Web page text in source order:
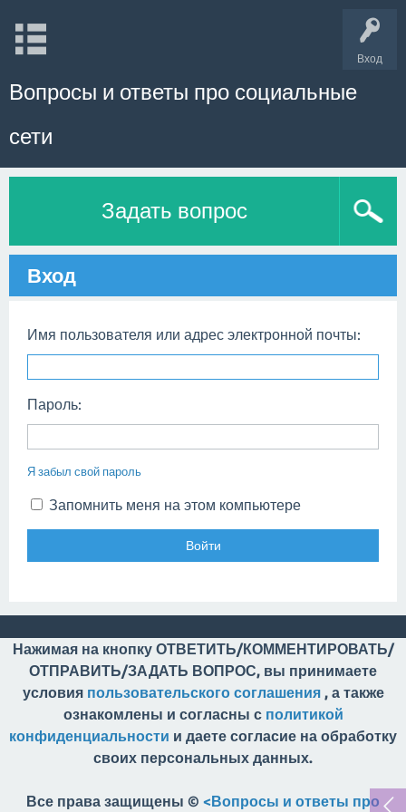
Вход
Вопросы и ответы про социальные
сети
Задать вопрос
Вход
Имя пользователя или адрес электронной почты:
Пароль:
Я забыл свой пароль
Запомнить меня на этом компьютере
Нажимая на кнопку ОТВЕТИТЬ/КОММЕНТИРОВАТЬ/
ОТПРАВИТЬ/ЗАДАТЬ ВОПРОС, вы принимаете
условия пользовательского соглашения, а также
ознакомлены и согласны с политикой
конфиденциальности и даете согласие на обработку
своих персональных данных.
Все права защищены © <Вопросы и ответы про